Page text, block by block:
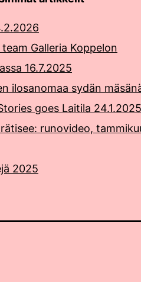
Galleria Koppelon
16.7.2025
ilosanomaa sydän
goes Laitila 24.1.2025
runovideo,
2025